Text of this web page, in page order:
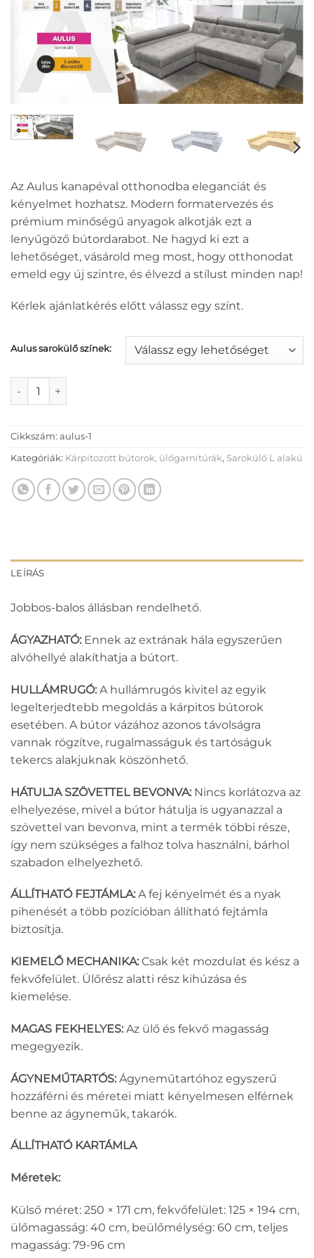
Az Aulus kanapéval otthonodba eleganciát és
kényelmet hozhatsz. Modern formatervezés és
prémium minőségű anyagok alkotják ezt a
lenyűgöző bútordarabot. Ne hagyd ki ezt a
lehetőséget, vásárold meg most, hogy otthonodat
emeld egy új szintre, és élvezd a stílust minden nap!
Kérlek ajánlatkérés előtt válassz egy színt.
Aulus sarokülő színek:
Aulus sarokülő mennyiség
Cikkszám: aulus-1
Kategóriák: Kárpitozott bútorok, ülőgarnitúrák, Sarokülő L alakú
LEÍRÁS
Jobbos-balos állásban rendelhető.
ÁGYAZHATÓ: Ennek az extrának hála egyszerűen
alvóhellyé alakíthatja a bútort.
HULLÁMRUGÓ: A hullámrugós kivitel az egyik
legelterjedtebb megoldás a kárpitos bútorok
esetében. A bútor vázához azonos távolságra
vannak rögzítve, rugalmasságuk és tartóságuk
tekercs alakjuknak köszönhető.
HÁTULJA SZÖVETTEL BEVONVA: Nincs korlátozva az
elhelyezése, mivel a bútor hátulja is ugyanazzal a
szövettel van bevonva, mint a termék többi része,
így nem szükséges a falhoz tolva használni, bárhol
szabadon elhelyezhető.
ÁLLÍTHATÓ FEJTÁMLA: A fej kényelmét és a nyak
pihenését a több pozícióban állítható fejtámla
biztosítja.
KIEMELŐ MECHANIKA: Csak két mozdulat és kész a
fekvőfelület. Ülőrész alatti rész kihúzása és
kiemelése.
MAGAS FEKHELYES: Az ülő és fekvő magasság
megegyezik.
ÁGYNEMŰTARTÓS: Ágyneműtartóhoz egyszerű
hozzáférni és méretei miatt kényelmesen elférnek
benne az ágyneműk, takarók.
ÁLLÍTHATÓ KARTÁMLA
Méretek:
Külső méret: 250 × 171 cm, fekvőfelület: 125 × 194 cm,
ülőmagasság: 40 cm, beülőmélység: 60 cm, teljes
magasság: 79-96 cm